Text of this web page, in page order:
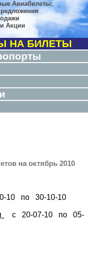
Авиабилеты:
Акции
НА БИЛЕТЫ
на октябрь 2010
10 по 30-10-10
с 20-07-10 по 05-